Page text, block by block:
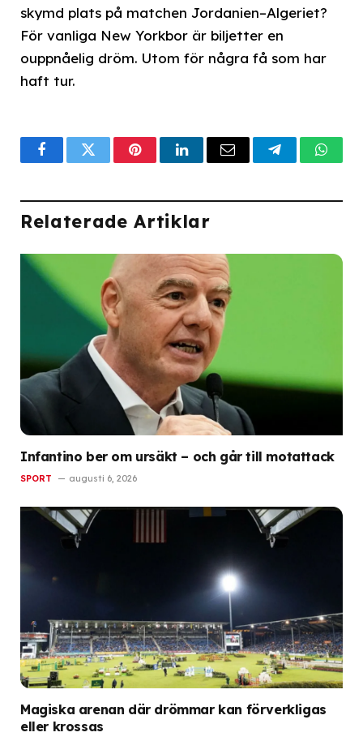
skymd plats på matchen Jordanien–Algeriet?
För vanliga New Yorkbor är biljetter en
ouppnåelig dröm. Utom för några få som har
haft tur.
FacebookTwitterPinterestLinkedInEmail Telegram
Relaterade Artiklar
Infantino ber om ursäkt – och går till motattack
SPORT augusti 6, 2026
Magiska arenan där drömmar kan förverkligas
eller krossas